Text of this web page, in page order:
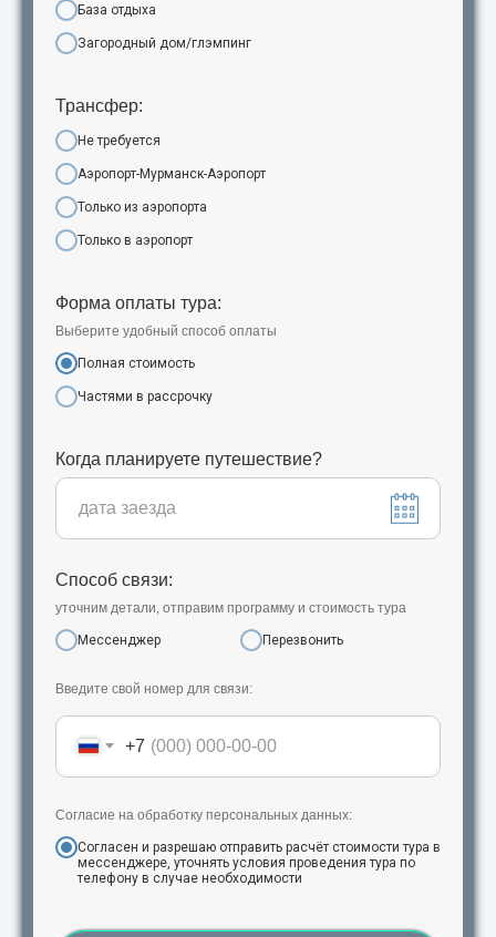
База отдыха
Загородный дом/глэмпинг
Трансфер:
Не требуется
Аэропорт-Мурманск-Аэропорт
Только из аэропорта
Только в аэропорт
Форма оплаты тура:
Выберите удобный способ оплаты
Полная стоимость
Частями в рассрочку
Когда планируете путешествие?
Способ связи:
уточним детали, отправим программу и стоимость тура
Мессенджер Перезвонить
Введите свой номер для связи:
+7
Согласие на обработку персональных данных:
Согласен и разрешаю отправить расчёт стоимости тура в
мессенджере, уточнять условия проведения тура по
телефону в случае необходимости